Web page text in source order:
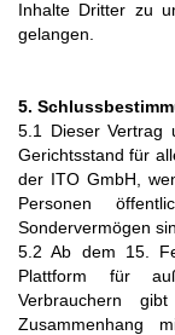
Inhalte Dritter zu
gelangen.
5.
5.1 Dieser Vertrag
Gerichtsstand für
der ITO GmbH,
Personen
Sondervermögen
5.2 Ab dem 15.
Plattform für
Verbrauchern
Zusammenhang